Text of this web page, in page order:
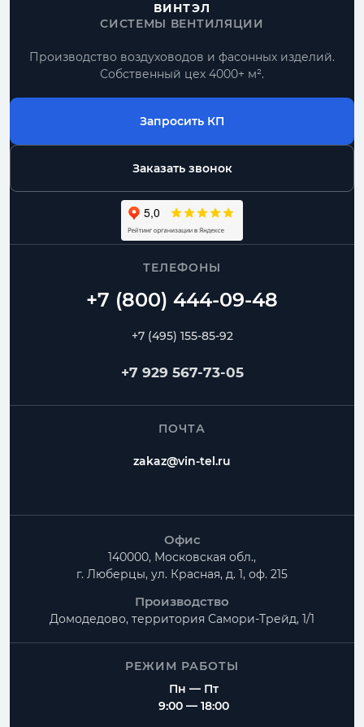
ВИНТЭЛ
СИСТЕМЫ ВЕНТИЛЯЦИИ
Производство воздуховодов и фасонных изделий.
Собственный цех 4000+ м².
Запросить КП
Заказать звонок
ТЕЛЕФОНЫ
+7 (495) 155-85-92
+7 929 567-73-05
ПОЧТА
zakaz@vin-tel.ru
Офис
140000, Московская обл.,
г. Люберцы, ул. Красная, д. 1, оф. 215
Производство
Домодедово, территория Самори-Трейд, 1/1
РЕЖИМ РАБОТЫ
Пн — Пт
9:00 — 18:00